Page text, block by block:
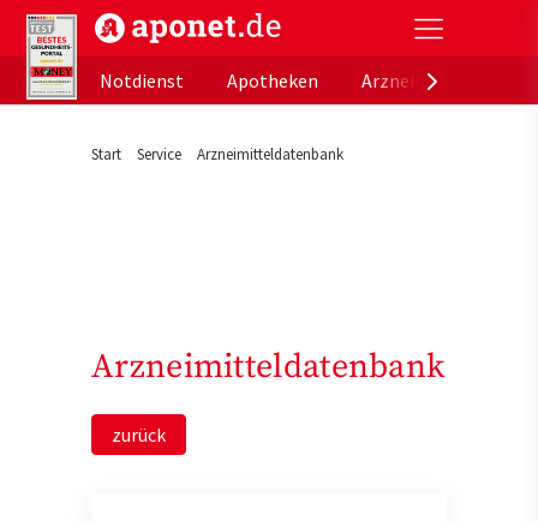
aponet.de - Das offizielle Gesundheitsportal der
Notdienst
Apotheken
Start Service Arzneimitteldatenbank
Arzneimitteldatenbank
zurück